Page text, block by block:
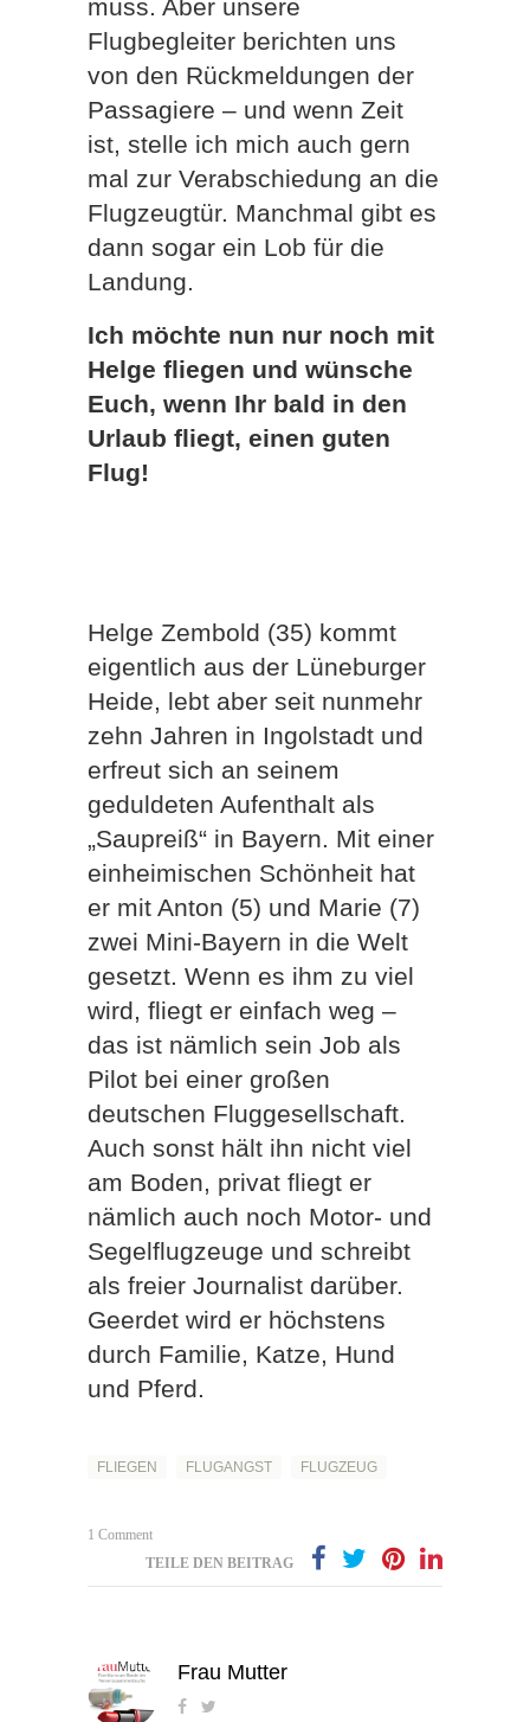
muss. Aber unsere
Flugbegleiter berichten uns
von den Rückmeldungen der
Passagiere – und wenn Zeit
ist, stelle ich mich auch gern
mal zur Verabschiedung an die
Flugzeugtür. Manchmal gibt es
dann sogar ein Lob für die
Landung.
Ich möchte nun nur noch mit
Helge fliegen und wünsche
Euch, wenn Ihr bald in den
Urlaub fliegt, einen guten
Flug!
Helge Zembold (35) kommt
eigentlich aus der Lüneburger
Heide, lebt aber seit nunmehr
zehn Jahren in Ingolstadt und
erfreut sich an seinem
geduldeten Aufenthalt als
„Saupreiß“ in Bayern. Mit einer
einheimischen Schönheit hat
er mit Anton (5) und Marie (7)
zwei Mini-Bayern in die Welt
gesetzt. Wenn es ihm zu viel
wird, fliegt er einfach weg –
das ist nämlich sein Job als
Pilot bei einer großen
deutschen Fluggesellschaft.
Auch sonst hält ihn nicht viel
am Boden, privat fliegt er
nämlich auch noch Motor- und
Segelflugzeuge und schreibt
als freier Journalist darüber.
Geerdet wird er höchstens
durch Familie, Katze, Hund
und Pferd.
FLIEGEN FLUGANGST FLUGZEUG
1 Comment
TEILE DEN BEITRAG
Frau Mutter